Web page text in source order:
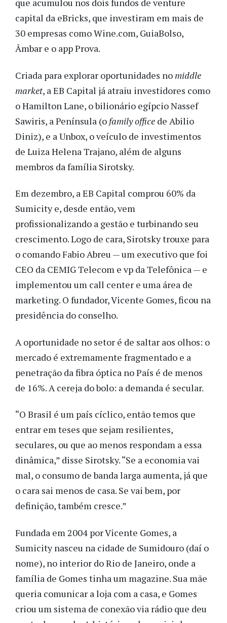
que acumulou nos dois fundos de venture
capital da eBricks, que investiram em mais de
30 empresas como Wine.com, GuiaBolso,
Âmbar e o app Prova.
Criada para explorar oportunidades no middle
market, a EB Capital já atraiu investidores como
o Hamilton Lane, o bilionário egípcio Nassef
Sawiris, a Península (o family office de Abilio
Diniz), e a Unbox, o veículo de investimentos
de Luiza Helena Trajano, além de alguns
membros da família Sirotsky.
Em dezembro, a EB Capital comprou 60% da
Sumicity e, desde então, vem
profissionalizando a gestão e turbinando seu
crescimento. Logo de cara, Sirotsky trouxe para
o comando Fabio Abreu — um executivo que foi
CEO da CEMIG Telecom e vp da Telefônica — e
implementou um call center e uma área de
marketing. O fundador, Vicente Gomes, ficou na
presidência do conselho.
A oportunidade no setor é de saltar aos olhos: o
mercado é extremamente fragmentado e a
penetração da fibra óptica no País é de menos
de 16%. A cereja do bolo: a demanda é secular.
“O Brasil é um país cíclico, então temos que
entrar em teses que sejam resilientes,
seculares, ou que ao menos respondam a essa
dinâmica,” disse Sirotsky. “Se a economia vai
mal, o consumo de banda larga aumenta, já que
o cara sai menos de casa. Se vai bem, por
definição, também cresce.”
Fundada em 2004 por Vicente Gomes, a
Sumicity nasceu na cidade de Sumidouro (daí o
nome), no interior do Rio de Janeiro, onde a
família de Gomes tinha um magazine. Sua mãe
queria comunicar a loja com a casa, e Gomes
criou um sistema de conexão via rádio que deu